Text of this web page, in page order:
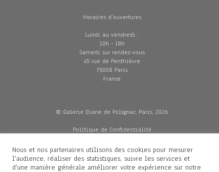
Horaires d'ouvertures
Lundi au vendredi :
10h - 18h
Samedi sur rendez-vous
45 rue de Penthièvre
75008 Paris
France
© Galerie Diane de Polignac, Paris, 2026
Politique de Confidentialité
Mentions légales
Livraisons
Nous et nos partenaires utilisons des cookies pour mesurer
l'audience, réaliser des statistiques, suivre les services et
d'une manière générale améliorer votre expérience sur notre